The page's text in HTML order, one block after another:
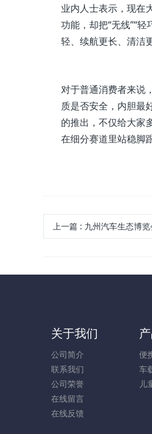
业内人士表示，现在
功能，却把“无线”“
轻、续航更长、清洁
对于普通消费者来说
质是否安全，内胆最
的推出，不仅给大家
在细分赛道里站稳脚跟
上一篇: 九州汽车生态博
关于我们
公司简介
联系我们
公司荣誉
在线留言
在线反馈
便
车
儿